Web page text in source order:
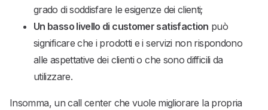
grado di soddisfare le esigenze dei clienti;
Un basso livello di customer satisfaction può
significare che i prodotti e i servizi non rispondono
alle aspettative dei clienti o che sono difficili da
utilizzare.
Insomma, un call center che vuole migliorare la propria